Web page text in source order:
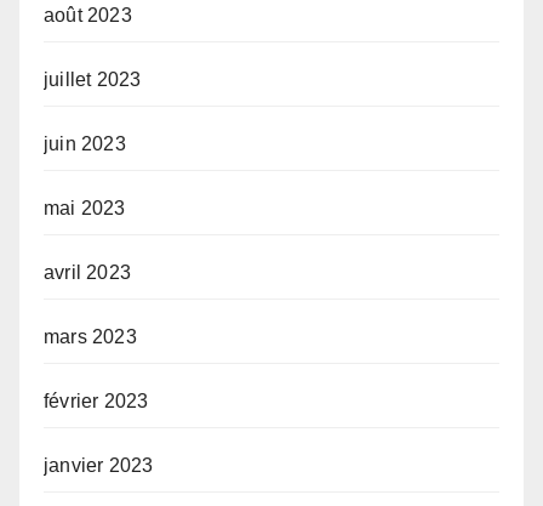
août 2023
juillet 2023
juin 2023
mai 2023
avril 2023
mars 2023
février 2023
janvier 2023